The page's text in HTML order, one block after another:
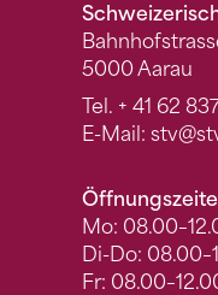
5000 Aarau
Tel. + 41 62
E-Mail: stv
Mo:
Di-Do:
Fr: